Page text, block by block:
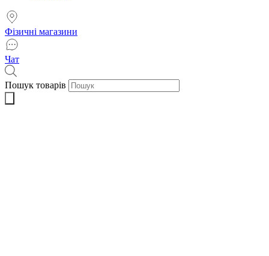
Фізичні магазини
Чат
Пошук товарів